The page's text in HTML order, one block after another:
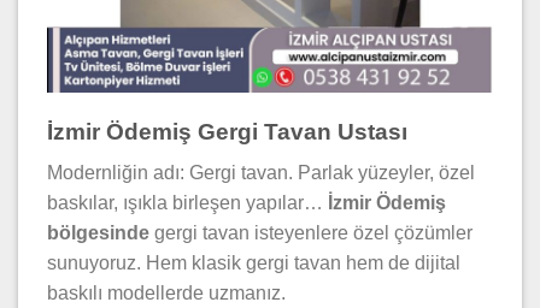
İzmir Ödemiş Gergi Tavan Ustası
Modernliğin adı: Gergi tavan. Parlak yüzeyler, özel
baskılar, ışıkla birleşen yapılar… İzmir Ödemiş
bölgesinde gergi tavan isteyenlere özel çözümler
sunuyoruz. Hem klasik gergi tavan hem de dijital
baskılı modellerde uzmanız.